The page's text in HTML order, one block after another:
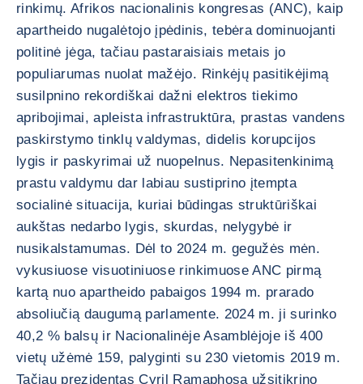
rinkimų. Afrikos nacionalinis kongresas (ANC), kaip
apartheido nugalėtojo įpėdinis, tebėra dominuojanti
politinė jėga, tačiau pastaraisiais metais jo
populiarumas nuolat mažėjo. Rinkėjų pasitikėjimą
susilpnino rekordiškai dažni elektros tiekimo
apribojimai, apleista infrastruktūra, prastas vandens
paskirstymo tinklų valdymas, didelis korupcijos
lygis ir paskyrimai už nuopelnus. Nepasitenkinimą
prastu valdymu dar labiau sustiprino įtempta
socialinė situacija, kuriai būdingas struktūriškai
aukštas nedarbo lygis, skurdas, nelygybė ir
nusikalstamumas. Dėl to 2024 m. gegužės mėn.
vykusiuose visuotiniuose rinkimuose ANC pirmą
kartą nuo apartheido pabaigos 1994 m. prarado
absoliučią daugumą parlamente. 2024 m. ji surinko
40,2 % balsų ir Nacionalinėje Asamblėjoje iš 400
vietų užėmė 159, palyginti su 230 vietomis 2019 m.
Tačiau prezidentas Cyril Ramaphosa užsitikrino